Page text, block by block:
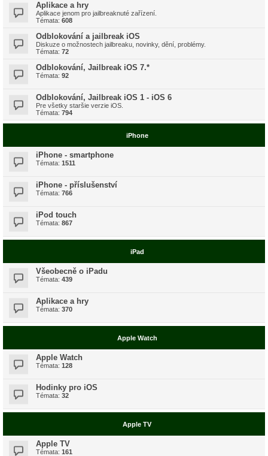
Aplikace a hry
Aplikace jenom pro jailbreaknuté zařízení.
Témata: 608
Odblokování a jailbreak iOS
Diskuze o možnostech jailbreaku, novinky, dění, problémy.
Témata: 72
Odblokování, Jailbreak iOS 7.*
Témata: 92
Odblokování, Jailbreak iOS 1 - iOS 6
Pre všetky staršie verzie iOS.
Témata: 794
iPhone
iPhone - smartphone
Témata: 1511
iPhone - příslušenství
Témata: 766
iPod touch
Témata: 867
iPad
Všeobecně o iPadu
Témata: 439
Aplikace a hry
Témata: 370
Apple Watch
Apple Watch
Témata: 128
Hodinky pro iOS
Témata: 32
Apple TV
Apple TV
Témata: 161